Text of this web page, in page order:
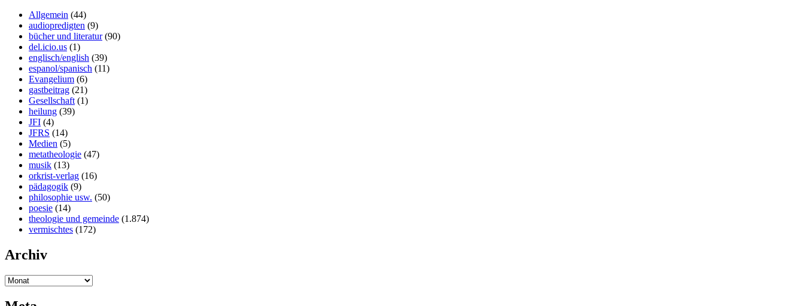
Allgemein (44)
audiopredigten (9)
bücher und literatur(90)
del.icio.us (1)
englisch/english (39)
espanol/spanisch (11)
Evangelium (6)
gastbeitrag (21)
Gesellschaft (1)
heilung (39)
JFI (4)
JFRS (14)
Medien (5)
metatheologie (47)
musik (13)
orkrist-verlag (16)
pädagogik (9)
philosophie usw. (50)
poesie (14)
theologie und gemeinde (1.874)
vermischtes (172)
Archiv